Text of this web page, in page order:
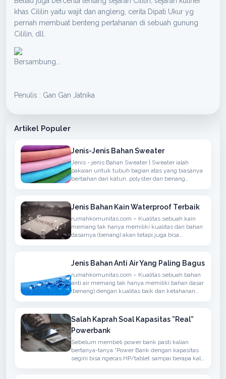
khas Cililin yaitu wajit dan angleng, cerita Dipati Ukur yg
pernah membuat benteng pertahanan di sebuah gunung
Cililin, dll.
Bersambung...
Penulis : Gan Gan Jatnika
Artikel Populer
Jenis-Jenis Bahan Sweater
Jenis - jenis Bahan Sweater | Sweater ialah
pakaian untuk tubuh bagian atas yang biasanya
berbahan dari katun, polyster dan benang
ditambahkan hoodie
Jenis Bahan Kain Waterproof Terbaik
rumahkomunitas.com – Kualitas sebuah kain
memang tak hanya memiliki kualitas dari bahan
dasarnya (benang) akan tetapi juga bisa
untuk berdasarkan Jaket, Mantel atau
Jenis Bahan Anti Air Yang Paling Bagus
rumahkomunitas.com – Kualitas sebuah bahan
anti air memang tak hanya memiliki bahan dasar
(benang) dengan kualitas baik dan ketahanan
Salah Kaprah Soal Kapasitas ”Real”
Powerbank
Sebelum membeli power bank pasti kalian
bertanya-tanya “Power Bank dengan kapasitas
segini bisa ngecas HP/tablet sampai berapa kali